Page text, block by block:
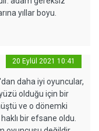
yıllar boyu.
20 Eylül 2021 10:41
daha iyi oyuncular,
olduğu için bir
ve o dönemki
bir efsane oldu.